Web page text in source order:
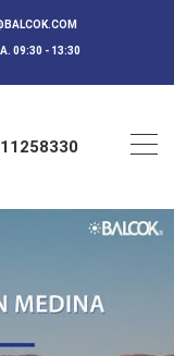
09:30 - 13:30